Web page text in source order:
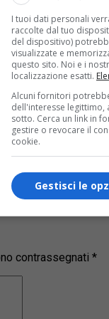
si svolgerà con
ai numeri
la nostrapagina
contrassegnati *
I tuoi dati personali
raccolte dal tuo
del dispositivo)
visualizzate e
questo sito. Noi e i
localizzazione esatti.
Alcuni fornitori
dell'interesse
sotto. Cerca un link in
gestire o revocare il
cookie.
Gestisci le